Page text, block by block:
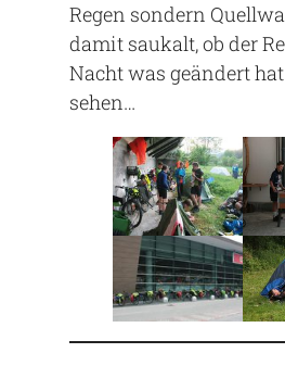
Regen sondern
damit saukalt, ob der
Nacht was geändert
sehen…